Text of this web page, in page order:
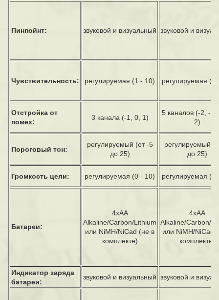
Пинпойнт: звуковой и визуальный звуковой и
Чувствительность: регулируемая (1 - 10) регулируемая (1
Отстройка от
помех:
3 канала (-1, 0, 1)
5 каналов (-2, -1,
2)
Пороговый тон:
регулируемый (от -5
до 25)
регулируемый
до 25)
Громкость цели: регулируемая (0 - 10) регулируемая (0
Батареи:
4xAA
Alkaline/Carbon/Lithium
или NiMH/NiCad (не в
комплекте)
4xAA
Alkaline/Carbon/
или NiMH/NiCad
комплекте)
Индикатор заряда
батареи:
звуковой и визуальный звуковой и